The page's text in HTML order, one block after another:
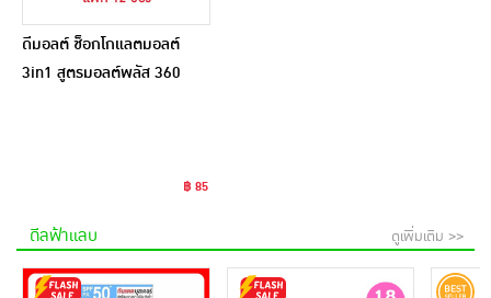
ดีมอลต์ ช็อกโกแลตมอลต์
3in1 สูตรมอลต์พลัส 360
฿ 85
ดีลฟ้าแลบ ดูเพิ่มเติม >>